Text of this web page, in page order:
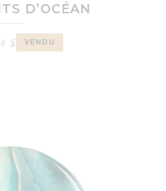
D’OCÉAN
$ VENDU